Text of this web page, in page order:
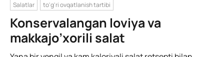
Salatlar to'g'ri ovqatlanish tartibi
Konservalangan loviya va
makkajo’xorili salat